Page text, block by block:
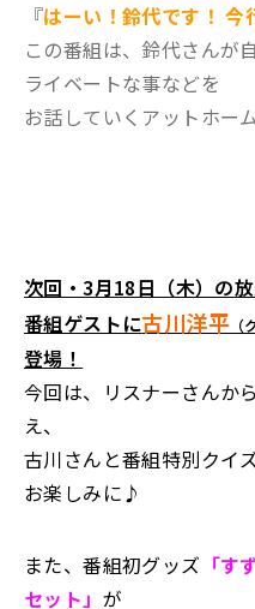
『はーい！鈴代です！ 今
この番組は、鈴代さんが
ライベートな事などを
お話していくアットホー
次回・3月18日（木）の放
番組ゲストに古川洋平
登場！
今回は、リスナーさんか
え、
古川さんと番組特別クイ
お楽しみに♪
また、番組初グッズ 「
セット」 が